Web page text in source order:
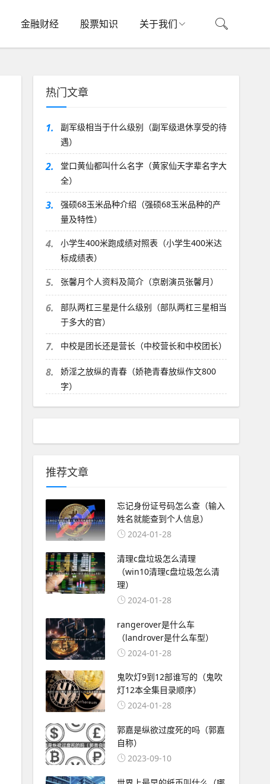
金融财经 股票知识 关于我们
热门文章
1.
副军级相当于什么级别（副军级退休享受的待
遇）
2.
堂口黄仙都叫什么名字（黄家仙天字辈名字大
全）
3.
强硕68玉米品种介绍（强硕68玉米品种的产
量及特性）
4.
小学生400米跑成绩对照表（小学生400米达
标成绩表）
5. 张馨月个人资料及简介（京剧演员张馨月）
6.
部队两杠三星是什么级别（部队两杠三星相当
于多大的官）
7. 中校是团长还是营长（中校营长和中校团长）
8.
娇淫之放纵的青春（娇艳青春放纵作文800
字）
推荐文章
忘记身份证号码怎么查（输入
姓名就能查到个人信息）
2024-01-28
清理c盘垃圾怎么清理
（win10清理c盘垃圾怎么清
理）
2024-01-28
rangerover是什么车
（landrover是什么车型）
2024-01-28
鬼吹灯9到12部谁写的（鬼吹
灯12本全集目录顺序）
2024-01-28
郭嘉是纵欲过度死的吗（郭嘉
自称）
2023-09-10